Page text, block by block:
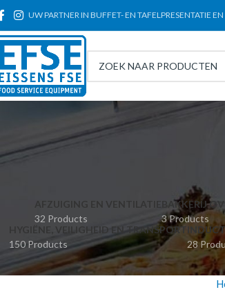
UW PARTNER IN BUFFET- EN TAFELPRESENTATIE
AFZUIGING EN VENTILATIE
32 Products
BAKKERIJ
3 Products
HYGIËNE, VEILIGHEID EN TRANSPORT
150 Products
28